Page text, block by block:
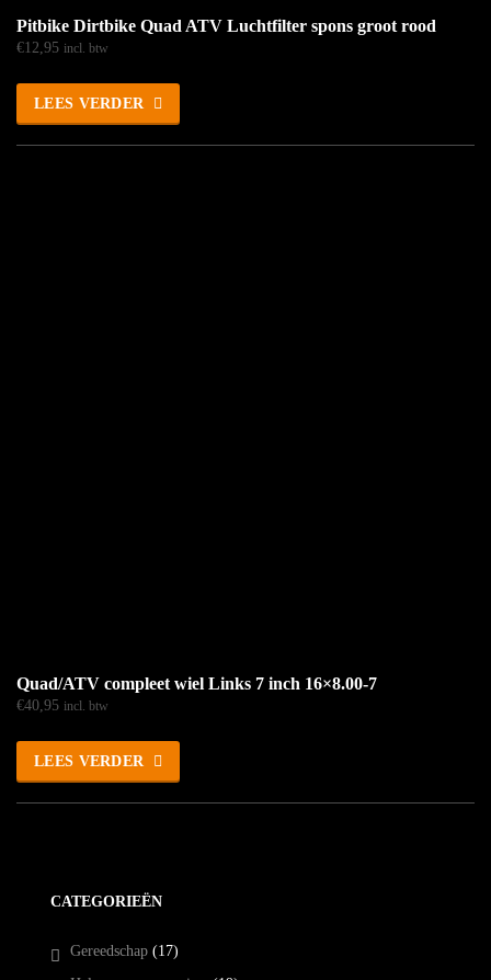
Pitbike Dirtbike Quad ATV Luchtfilter spons groot rood
€12,95 incl. btw
LEES VERDER
Quad/ATV compleet wiel Links 7 inch 16×8.00-7
€40,95 incl. btw
LEES VERDER
CATEGORIEËN
Gereedschap (17)